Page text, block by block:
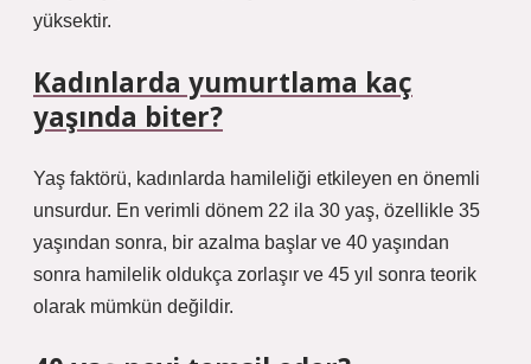
yüksektir.
Kadınlarda yumurtlama kaç
yaşında biter?
Yaş faktörü, kadınlarda hamileliği etkileyen en önemli
unsurdur. En verimli dönem 22 ila 30 yaş, özellikle 35
yaşından sonra, bir azalma başlar ve 40 yaşından
sonra hamilelik oldukça zorlaşır ve 45 yıl sonra teorik
olarak mümkün değildir.